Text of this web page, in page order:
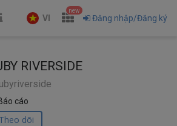
VI
new
Đăng nhập/Đăng ký
RIVERSIDE
cáo
Theo dõi